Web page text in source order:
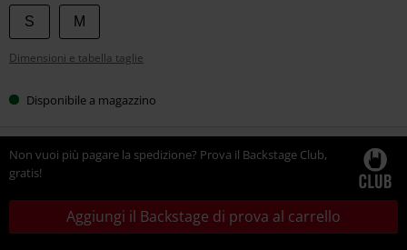
Scegli
la
tua
S M
Dimensioni e tabella taglie
Disponibile a magazzino
Non vuoi più pagare la spedizione? Prova il Backstage Club,
gratis!
Aggiungi il Backstage di prova al carrello